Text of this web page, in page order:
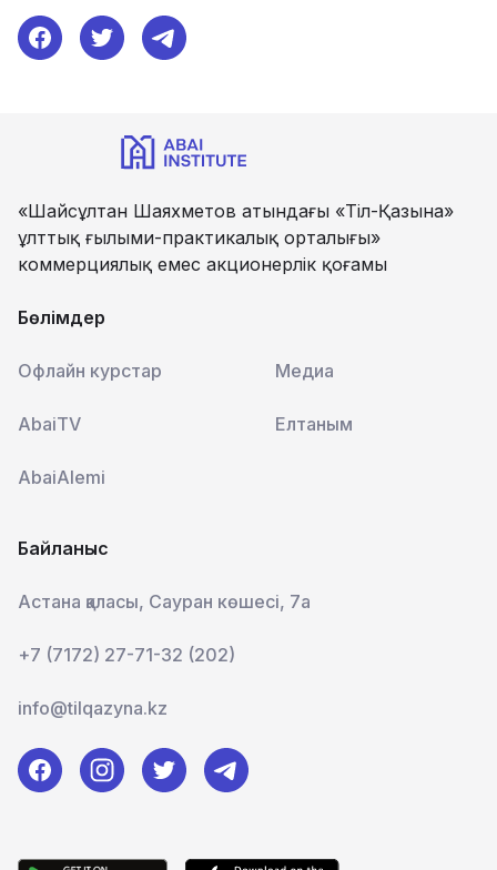
«Шайсұлтан Шаяхметов атындағы «Тіл-Қазына»
ұлттық ғылыми-практикалық орталығы»
коммерциялық емес акционерлік қоғамы
Бөлімдер
Офлайн курстар Медиа
AbaiTV Елтаным
AbaiAlemi
Байланыс
Астана қаласы, Сауран көшесі, 7а
+7 (7172) 27-71-32 (202)
info@tilqazyna.kz